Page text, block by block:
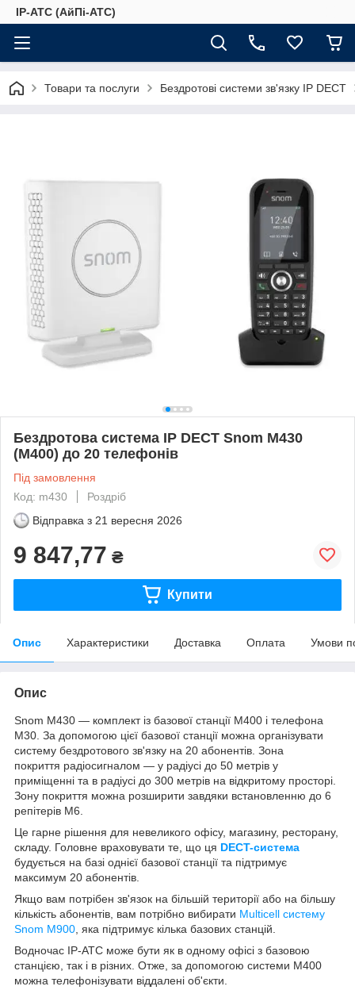
IP-АТС (АйПі-АТС)
Товари та послуги Бездротові системи зв'язку IP DECT
Бездротова система IP DECT Snom M430
(M400) до 20 телефонів
Під замовлення
Код: m430
Роздріб
Відправка з 21 вересня 2026
9 847,77 ₴
Купити
Опис Характеристики Доставка Оплата Умови
Опис
Snom M430 — комплект із базової станції M400 і телефона
M30. За допомогою цієї базової станції можна організувати
систему бездротового зв'язку на 20 абонентів. Зона
покриття радіосигналом — у радіусі до 50 метрів у
приміщенні та в радіусі до 300 метрів на відкритому просторі.
Зону покриття можна розширити завдяки встановленню до 6
репітерів M6.
Це гарне рішення для невеликого офісу, магазину, ресторану,
складу. Головне враховувати те, що ця DECT-система
будується на базі однієї базової станції та підтримує
максимум 20 абонентів.
Якщо вам потрібен зв'язок на більшій території або на більшу
кількість абонентів, вам потрібно вибирати Multicell систему
Snom M900 , яка підтримує кілька базових станцій.
Водночас IP-АТС може бути як в одному офісі з базовою
станцією, так і в різних. Отже, за допомогою системи M400
можна телефонізувати віддалені об'єкти.